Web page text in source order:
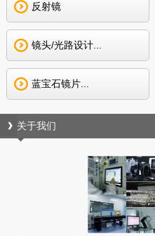
反射镜
镜头/光路设计...
蓝宝石镜片...
关于我们